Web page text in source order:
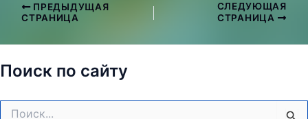
Навигация
записям
ПРЕДЫДУЩАЯ
СТРАНИЦА
СЛЕДУЮЩАЯ
СТРАНИЦА
Поиск по сайту